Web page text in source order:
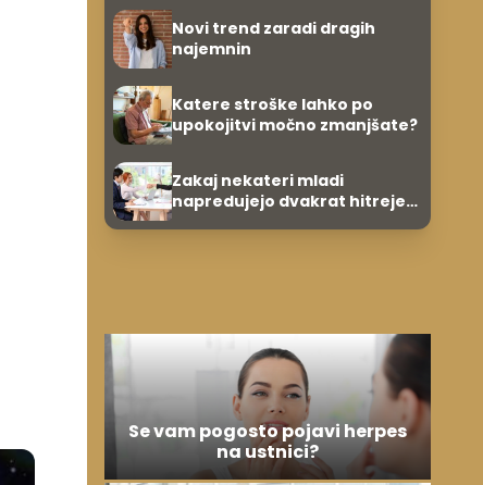
Novi trend zaradi dragih
najemnin
Katere stroške lahko po
upokojitvi močno zmanjšate?
Zakaj nekateri mladi
napredujejo dvakrat hitreje
Se vam pogosto pojavi herpes
na ustnici?